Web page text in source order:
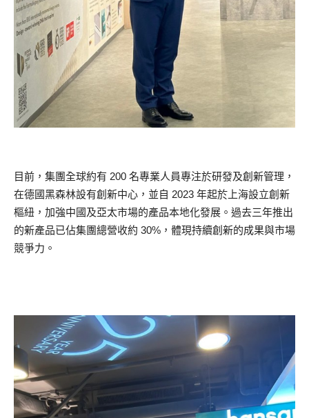
目前，集團全球約有 200 名專業人員專注於研發及創新管理，
在德國黑森林設有創新中心，並自 2023 年起於上海設立創新
樞紐，加強中國及亞太市場的產品本地化發展。過去三年推出
的新產品已佔集團總營收約 30%，體現持續創新的成果與市場
競爭力。